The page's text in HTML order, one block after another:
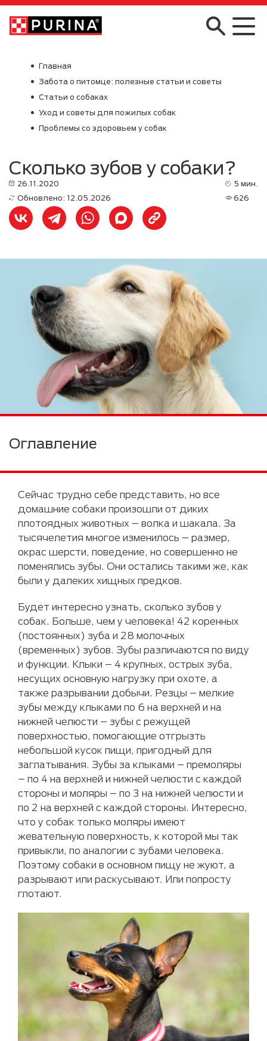
Skip to main content
Главная
Забота о питомце: полезные статьи и советы
Статьи о собаках
Уход и советы для пожилых собак
Проблемы со здоровьем у собак
Сколько зубов у собаки?
26.11.2020
5 мин.
Обновлено: 12.05.2026
626
Оглавление
Сейчас трудно себе представить, но все
домашние собаки произошли от диких
плотоядных животных – волка и шакала. За
тысячелетия многое изменилось – размер,
окрас шерсти, поведение, но совершенно не
поменялись зубы. Они остались такими же, как
были у далеких хищных предков.
Будет интересно узнать, сколько зубов у
собак. Больше, чем у человека! 42 коренных
(постоянных) зуба и 28 молочных
(временных) зубов. Зубы различаются по виду
и функции. Клыки – 4 крупных, острых зуба,
несущих основную нагрузку при охоте, а
также разрывании добычи. Резцы – мелкие
зубы между клыками по 6 на верхней и на
нижней челюсти – зубы с режущей
поверхностью, помогающие отгрызть
небольшой кусок пищи, пригодный для
заглатывания. Зубы за клыками – премоляры
– по 4 на верхней и нижней челюсти с каждой
стороны и моляры – по 3 на нижней челюсти и
по 2 на верхней с каждой стороны. Интересно,
что у собак только моляры имеют
жевательную поверхность, к которой мы так
привыкли, по аналогии с зубами человека.
Поэтому собаки в основном пищу не жуют, а
разрывают или раскусывают. Или попросту
глотают.